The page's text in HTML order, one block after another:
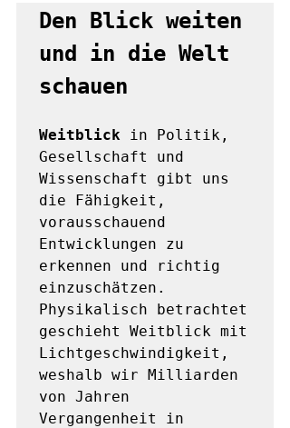
Den Blick weiten
und in die Welt
schauen
Weitblick in Politik,
Gesellschaft und
Wissenschaft gibt uns
die Fähigkeit,
vorausschauend
Entwicklungen zu
erkennen und richtig
einzuschätzen.
Physikalisch betrachtet
geschieht Weitblick mit
Lichtgeschwindigkeit,
weshalb wir Milliarden
von Jahren
Vergangenheit in